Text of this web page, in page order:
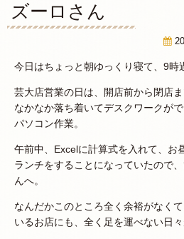
ズーロさん
今日はちょっと朝ゆっくり寝て、9時
芸大店営業の日は、開店前から閉店
なかなか落ち着いてデスクワークが
パソコン作業。
午前中、Excelに計算式を入れて、お
ランチをすることになっていたので
んへ。
なんだかこのところ全く余裕がなく
いるお店にも、全く足を運べない日々